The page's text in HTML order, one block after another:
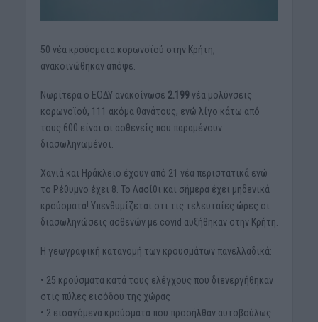
50 νέα κρούσματα κορωνοϊού στην Κρήτη,
ανακοινώθηκαν απόψε.
Νωρίτερα ο ΕΟΔΥ ανακοίνωσε 2.199νέα μολύνσεις
κορωνοϊού, 111 ακόμα θανάτους, ενώ λίγο κάτω από
τους 600 είναι οι ασθενείς που παραμένουν
διασωληνωμένοι.
Χανιά και Ηράκλειο έχουν από 21 νέα περιστατικά ενώ
το Ρέθυμνο έχει 8. Το Λασίθι και σήμερα έχει μηδενικά
κρούσματα! Υπενθυμίζεται οτι τις τελευταίες ώρες οι
διασωληνώσεις ασθενών με covid αυξήθηκαν στην Κρήτη.
Η γεωγραφική κατανομή των κρουσμάτων πανελλαδικά:
• 25 κρούσματα κατά τους ελέγχους που διενεργήθηκαν
στις πύλες εισόδου της χώρας
• 2 εισαγόμενα κρούσματα που προσήλθαν αυτοβούλως